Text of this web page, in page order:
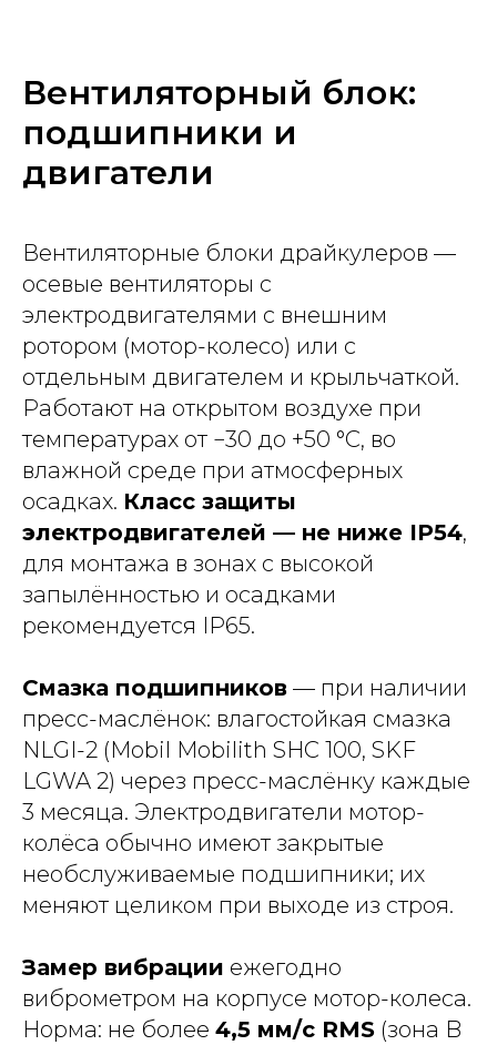
Вентиляторный блок:
подшипники и
двигатели
Вентиляторные блоки драйкулеров —
осевые вентиляторы с
электродвигателями с внешним
ротором (мотор-колесо) или с
отдельным двигателем и крыльчаткой.
Работают на открытом воздухе при
температурах от −30 до +50 °C, во
влажной среде при атмосферных
осадках. Класс защиты
электродвигателей — не ниже IP54,
для монтажа в зонах с высокой
запылённостью и осадками
рекомендуется IP65.
Смазка подшипников — при наличии
пресс-маслёнок: влагостойкая смазка
NLGI-2 (Mobil Mobilith SHC 100, SKF
LGWA 2) через пресс-маслёнку каждые
3 месяца. Электродвигатели мотор-
колёса обычно имеют закрытые
необслуживаемые подшипники; их
меняют целиком при выходе из строя.
Замер вибрации ежегодно
виброметром на корпусе мотор-колеса.
Норма: не более 4,5 мм/с RMS (зона B